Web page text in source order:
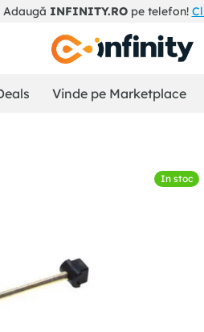
Adaugă INFINITY.ROpe telefon!
Vinde pe Marketplace
In stoc